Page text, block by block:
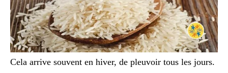
Cela arrive souvent en hiver, de pleuvoir tous les jours.